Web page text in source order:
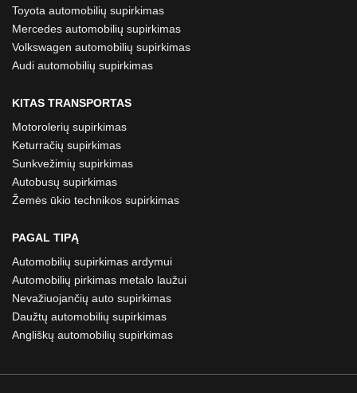
Toyota automobilių supirkimas
Mercedes automobilių supirkimas
Volkswagen automobilių supirkimas
Audi automobilių supirkimas
KITAS TRANSPORTAS
Motorolerių supirkimas
Keturračių supirkimas
Sunkvežimių supirkimas
Autobusų supirkimas
Žemės ūkio technikos supirkimas
PAGAL TIPĄ
Automobilių supirkimas ardymui
Automobilių pirkimas metalo laužui
Nevažiuojančių auto supirkimas
Daužtų automobilių supirkimas
Angliškų automobilių supirkimas